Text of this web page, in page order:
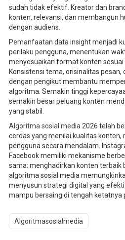
sudah tidak efektif. Kreator dan
konten, relevansi, dan membangun
dengan audiens.
Pemanfaatan data insight menjadi
perilaku pengguna, menentukan
menyesuaikan format konten
Konsistensi tema, orisinalitas
dengan pengikut membantu
algoritma. Semakin tinggi
semakin besar peluang konten
yang stabil.
Algoritma sosial media 2026 telah
cerdas yang menilai kualitas konten,
pengguna secara mendalam.
Facebook memiliki mekanisme
sama: menghadirkan konten terbaik
algoritma sosial media
menyusun strategi digital yang
mampu bersaing di tengah ketatnya
Algoritmasosialmedia